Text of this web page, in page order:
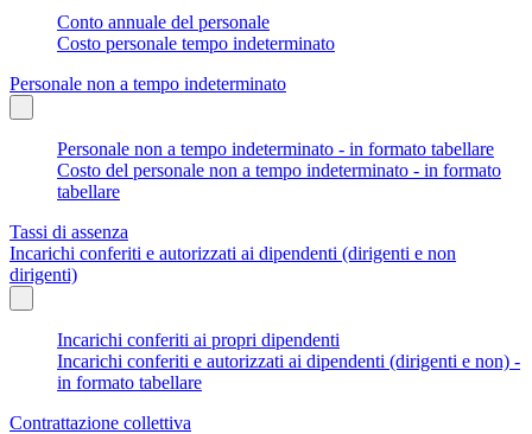
Conto annuale del personale
Costo personale tempo indeterminato
Personale non a tempo indeterminato
Personale non a tempo indeterminato - in formato tabellare
Costo del personale non a tempo indeterminato - in formato
tabellare
Tassi di assenza
Incarichi conferiti e autorizzati ai dipendenti (dirigenti e non
dirigenti)
Incarichi conferiti ai propri dipendenti
Incarichi conferiti e autorizzati ai dipendenti (dirigenti e non) -
in formato tabellare
Contrattazione collettiva